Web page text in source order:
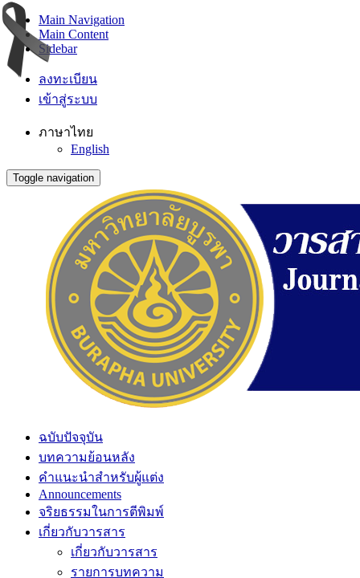
Main Navigation
Main Content
Sidebar
ลงทะเบียน
เข้าสู่ระบบ
ภาษาไทย
English
Toggle navigation
ฉบับปัจจุบัน
บทความย้อนหลัง
คำแนะนำสำหรับผู้แต่ง
Announcements
จริยธรรมในการตีพิมพ์
เกี่ยวกับวารสาร
เกี่ยวกับวารสาร
รายการบทความ